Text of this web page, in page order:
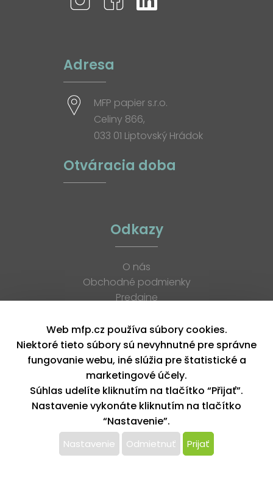
Adresa
MFP papier s.r.o.
Celiny 866,
033 01 Liptovský Hrádok
Otváracia doba
Odkazy
O nás
Obchodné podmienky
Predajne
K stiahnutiu
Blog
Kontakt
Kariéra
XML feed
Copyright © 2026, MFP paper s. r. o. | Všetky práva vyhradené
design by MFP
Tento web používa k poskytovaniu služieb,
Web mfp.cz používa súbory cookies.
Niektoré tieto súbory sú nevyhnutné pre správne
fungovanie webu, iné slúžia pre štatistické a
marketingové účely.
Súhlas udelíte kliknutím na tlačítko “Přijať”.
Nastavenie vykonáte kliknutím na tlačítko
“Nastavenie”.
Nastavenie Odmietnuť Prijať